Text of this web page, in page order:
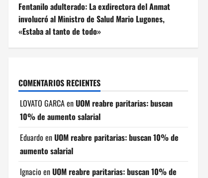
Fentanilo adulterado: La exdirectora del Anmat
involucró al Ministro de Salud Mario Lugones,
«Estaba al tanto de todo»
COMENTARIOS RECIENTES
LOVATO GARCAenUOM reabre paritarias: buscan
10% de aumento salarial
Eduardo enUOM reabre paritarias: buscan 10% de
aumento salarial
Ignacio enUOM reabre paritarias: buscan 10% de